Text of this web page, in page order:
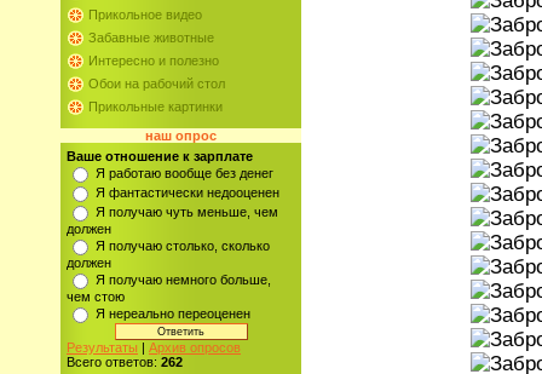
Прикольное видео
Забавные животные
Интересно и полезно
Обои на рабочий стол
Прикольные картинки
наш опрос
Ваше отношение к зарплате
Я работаю вообще без денег
Я фантастически недооценен
Я получаю чуть меньше, чем
должен
Я получаю столько, сколько
должен
Я получаю немного больше,
чем стою
Я нереально переоценен
Результаты | Архив опросов
Всего ответов: 262